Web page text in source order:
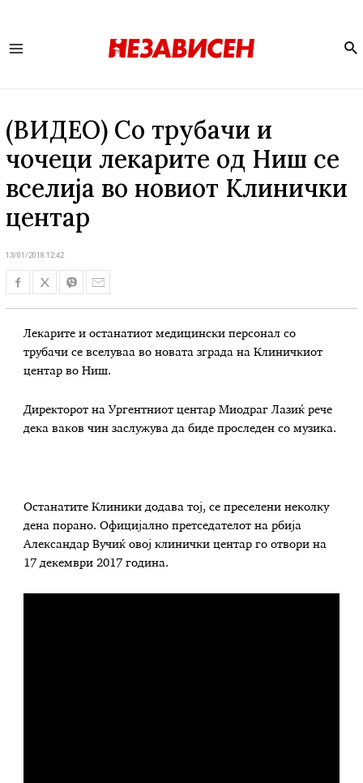
(ВИДЕО) Со трубачи и
чочеци лекарите од Ниш се
вселија во новиот Клинички
центар
13/01/2018 12:42
Лекарите и останатиот медицински персонал со
трубачи се вселуваа во новата зграда на Клиничкиот
центар во Ниш.
Директорот на Ургентниот центар Миодраг Лазиќ рече
дека ваков чин заслужува да биде проследен со музика.
Останатите Клиники додава тој, се преселени неколку
дена порано. Официјално претседателот на рбија
Александар Вучиќ овој клинички центар го отвори на
17 декември 2017 година.